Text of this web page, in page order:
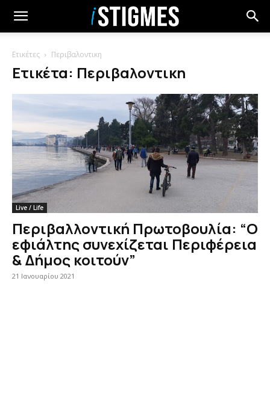
Ετικέτες Περιβαλοντικη
Ετικέτα: Περιβαλοντικη
Live / Life
Περιβαλλοντική Πρωτοβουλία: “Ο
εφιάλτης συνεχίζεται Περιφέρεια
& Δήμος κοιτούν”
21 Ιανουαρίου 2021